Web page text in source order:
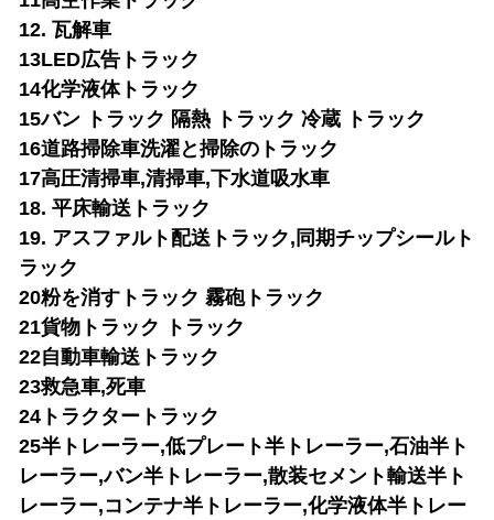
12. 瓦解車
13LED広告トラック
14化学液体トラック
15バン トラック 隔熱 トラック 冷蔵 トラック
16道路掃除車洗濯と掃除のトラック
17高圧清掃車,清掃車,下水道吸水車
18. 平床輸送トラック
19. アスファルト配送トラック,同期チップシールト
ラック
20粉を消すトラック 霧砲トラック
21貨物トラック トラック
22自動車輸送トラック
23救急車,死車
24トラクタートラック
25半トレーラー,低プレート半トレーラー,石油半ト
レーラー,バン半トレーラー,散装セメント輸送半ト
レーラー,コンテナ半トレーラー,化学液体半トレー